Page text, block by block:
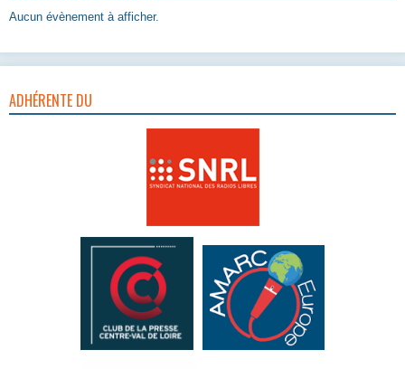
Aucun évènement à afficher.
ADHÉRENTE DU